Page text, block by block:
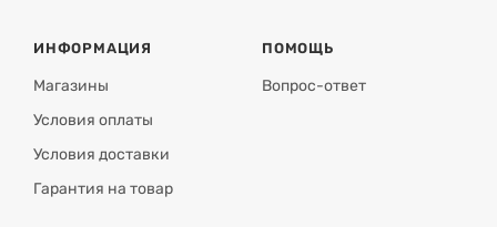
ИНФОРМАЦИЯ
Магазины
Условия оплаты
Условия доставки
Гарантия на товар
ПОМОЩЬ
Вопрос-ответ